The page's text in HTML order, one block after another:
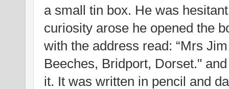
a small tin box. He was
curiosity arose he opened the
with the address read: “Mrs
Beeches, Bridport, Dorset."
it. It was written in pencil and